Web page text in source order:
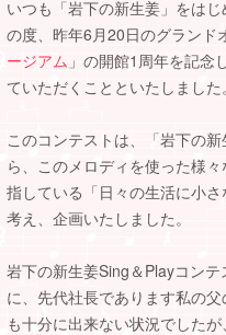
いつも「岩下の新生姜」をは
の度、昨年6月20日のグランド
ージアム 」の開館1周年を記念
ていただくことといたしました
このコンテストは、「岩下の
ら、このメロディを使った様
指している「日々の生活に小
考え、企画いたしました。
岩下の新生姜Sing＆Playコン
に、先代社長であります私の
も十分に出来ない状況でした